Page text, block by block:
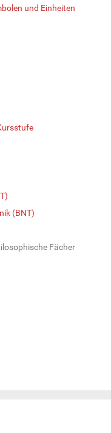
und Einheiten
(BNT)
Fächer